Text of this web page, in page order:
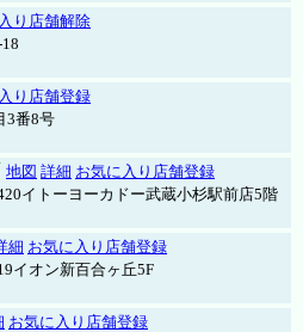
り店舗解除
り店舗登録
3番8号
地図 詳細 お気に入り店舗登録
イトーヨーカドー武蔵小杉駅前店5階
細 お気に入り店舗登録
イオン新百合ヶ丘5F
お気に入り店舗登録